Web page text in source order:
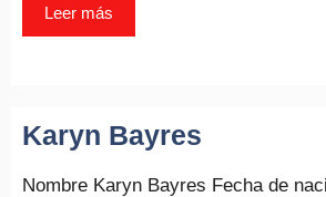
Leer más
Karyn Bayres
Nombre Karyn Bayres Fecha de